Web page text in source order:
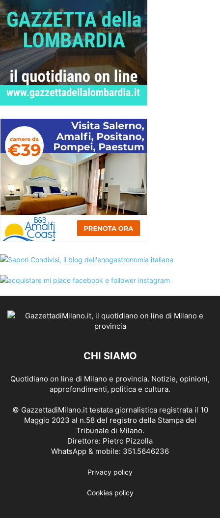
CHI SIAMO
Quotidiano on line di Milano e provincia. Notizie, opinioni,
approfondimenti, politica e cultura.
© GazzettadiMilano.it testata giornalistica registrata il 10
Maggio 2023 al n.58 del registro della Stampa del
Tribunale di Milano.
Direttore: Pietro Pizzolla
WhatsApp & mobile: 351.5646236
Privacy policy
Cookies policy